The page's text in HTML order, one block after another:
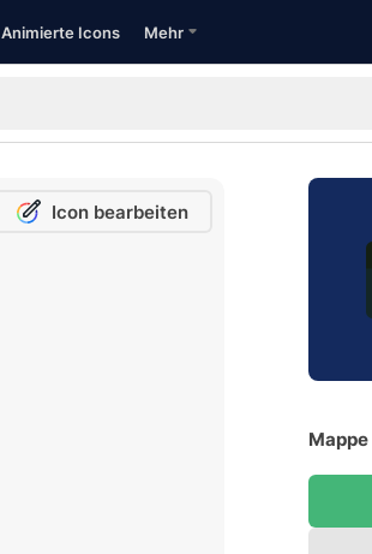
Animierte Icons Mehr
Icon bearbeiten